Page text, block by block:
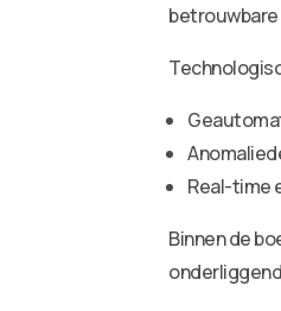
Real-time
Binnen de